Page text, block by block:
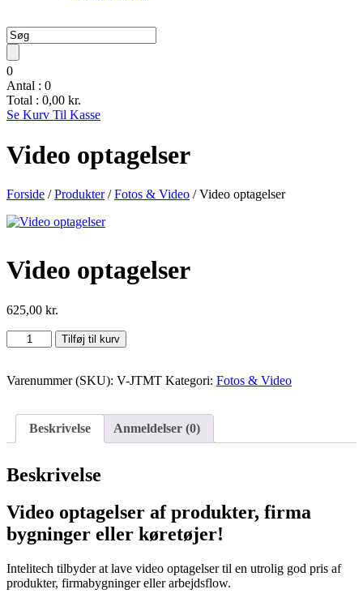
0
Antal : 0
Total : 0,00 kr.
Se Kurv Til Kasse
Video optagelser
Forside /Produkter/Fotos & Video / Video optagelser
Video optagelser
625,00 kr.
Video
optagelser
Tilføj til kurv
Varenummer (SKU): V-JTMT Kategori: Fotos & Video
Beskrivelse Anmeldelser (0)
Beskrivelse
Video optagelser af produkter, firma
bygninger eller køretøjer!
Intelitech tilbyder at lave video optagelser til en utrolig god pris af
produkter, firmabygninger eller arbejdsflow.